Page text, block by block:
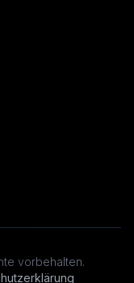
vorbehalten.